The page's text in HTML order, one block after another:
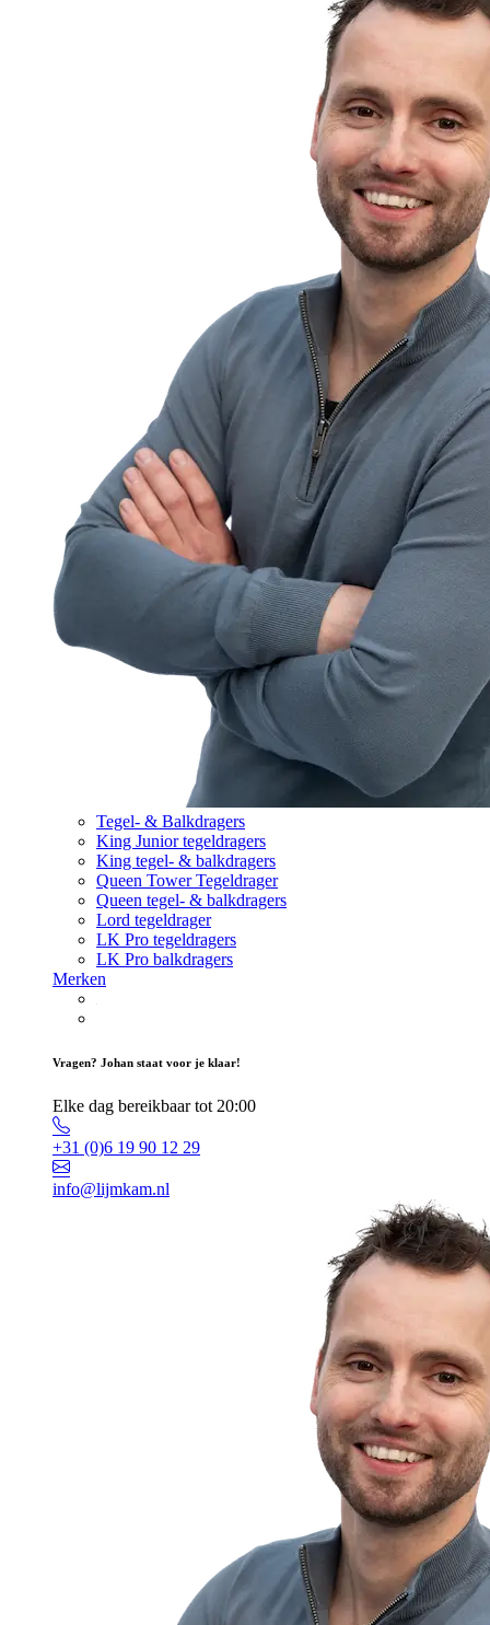
Tegel- & Balkdragers
King Junior tegeldragers
King tegel- & balkdragers
Queen Tower Tegeldrager
Queen tegel- & balkdragers
Lord tegeldrager
LK Pro tegeldragers
LK Pro balkdragers
Merken
Vragen? Johan staat voor je klaar!
Elke dag bereikbaar tot 20:00
+31 (0)6 19 90 12 29
info@lijmkam.nl